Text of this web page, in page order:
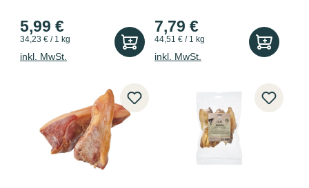
5,99 €
34,23 € / 1 kg
inkl. MwSt.
7,79 €
44,51 € / 1 kg
inkl. MwSt.